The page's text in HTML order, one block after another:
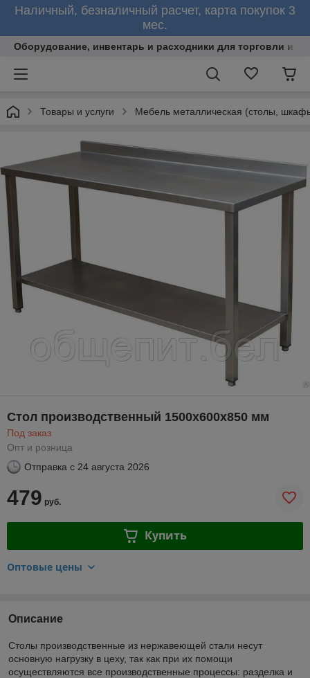
Наличный, безналичный расчет, карта покупок 3
мес.
Оборудование, инвентарь и расходники для торговли и
Товары и услуги Мебель металлическая (столы,
Стол производственный 1500х600х850 мм
Под заказ
Опт и розница
Отправка с 24 августа 2026
479 руб.
Купить
Оптовые цены
Описание
Столы производственные из нержавеющей стали несут
основную нагрузку в цеху, так как при их помощи
осуществляются все производственные процессы: разделка и